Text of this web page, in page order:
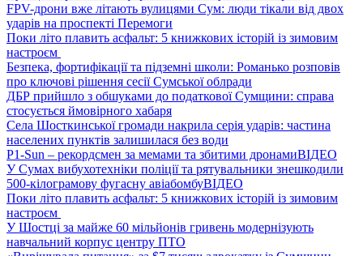
FPV-дрони вже літають вулицями Сум: люди тікали від двох
ударів на проспекті Перемоги
Поки літо плавить асфальт: 5 книжкових історій із зимовим
настроєм
Безпека, фортифікації та підземні школи: Романько розповів
про ключові рішення сесії Сумської облради
ДБР прийшло з обшуками до податкової Сумщини: справа
стосується ймовірного хабаря
Села Шосткинської громади накрила серія ударів: частина
населених пунктів залишилася без води
P1-Sun – рекордсмен за мемами та збитими дронамиВІДЕО
У Сумах вибухотехніки поліції та рятувальники знешкодили
500-кілограмову фугасну авіабомбуВІДЕО
Поки літо плавить асфальт: 5 книжкових історій із зимовим
настроєм
У Шостці за майже 60 мільйонів гривень модернізують
навчальний корпус центру ПТО